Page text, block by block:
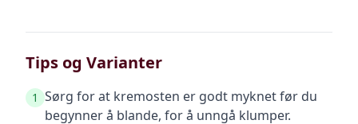
Tips og Varianter
1 Sørg for at kremosten er godt myknet før du
begynner å blande, for å unngå klumper.